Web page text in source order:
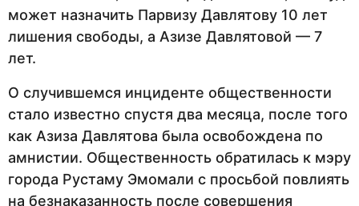
может назначить Парвизу Давлятову 10 лет
лишения свободы, а Азизе Давлятовой — 7
лет.
О случившемся инциденте общественности
стало известно спустя два месяца, после того
как Азиза Давлятова была освобождена по
амнистии. Общественность обратилась к мэру
города Рустаму Эмомали с просьбой повлиять
на безнаказанность после совершения